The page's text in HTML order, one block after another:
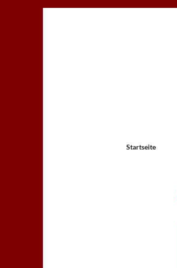
Startseite